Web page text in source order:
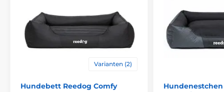
Inhalt der Packung
Hundematte Reedog
Ankündigung geändert werden. Die Bilder dienen nur
Varianten (2)
Hundebett Reedog Comfy